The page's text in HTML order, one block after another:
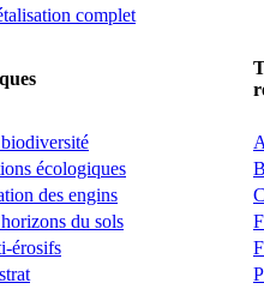
complet
écologiques
des engins
du sols
érosifs